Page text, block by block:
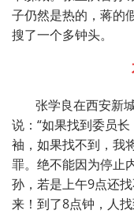
子仍然是热的，蒋的
搜了一个多钟头。
张学良在西安新
说：“如果找到委员
袖，如果找不到，我
罪。绝不能因为停止
孙，若是上午9点还
来！到了8点钟，人找